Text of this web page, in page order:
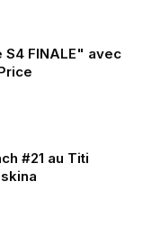
FINALE" avec
#21 au Titi